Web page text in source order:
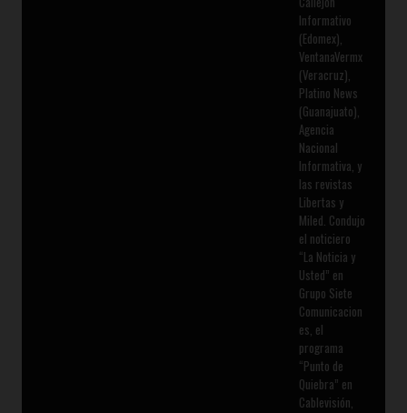
Informativo
(Edomex),
VentanaVermx
(Veracruz),
Platino News
(Guanajuato),
Agencia
Nacional
Informativa, y
las revistas
Libertas y
Miled. Condujo
el noticiero
“La Noticia y
Usted” en
Grupo Siete
Comunicacion
es, el
programa
“Punto de
Quiebra” en
Cablevisión,